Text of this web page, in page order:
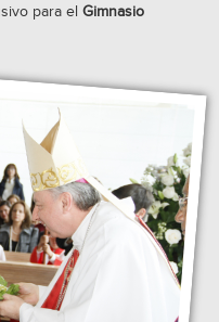
para el Gimnasio